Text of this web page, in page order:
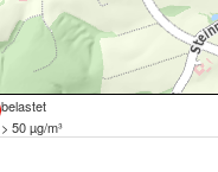
belastet
> 50 µg/m³